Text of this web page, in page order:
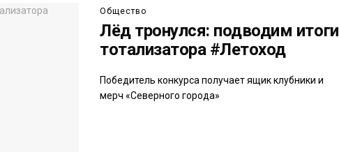
Общество
Лёд тронулся: подводим итоги
тотализатора #Летоход
Победитель конкурса получает ящик клубники и
мерч «Северного города»